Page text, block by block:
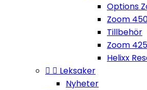
Options
Zoom
Tillbehör
Zoom
Helixx
  Leksaker
Nyheter